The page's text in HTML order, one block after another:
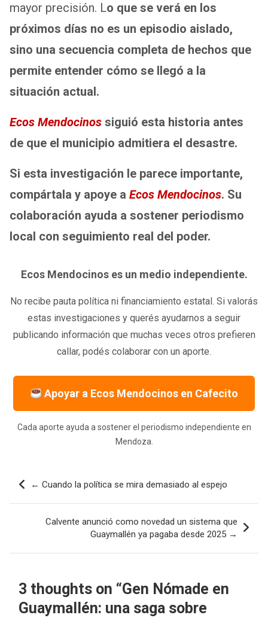
mayor precisión. Lo que se verá en los
próximos días no es un episodio aislado,
sino una secuencia completa de hechos que
permite entender cómo se llegó a la
situación actual.
Ecos Mendocinos siguió esta historia antes
de que el municipio admitiera el desastre.
Si esta investigación le parece importante,
compártala y apoye a Ecos Mendocinos. Su
colaboración ayuda a sostener periodismo
local con seguimiento real del poder.
Ecos Mendocinos es un medio independiente.
No recibe pauta política ni financiamiento estatal. Si valorás
estas investigaciones y querés ayudarnos a seguir
publicando información que muchas veces otros prefieren
callar, podés colaborar con un aporte.
Apoyar a Ecos Mendocinos en Cafecito
Cada aporte ayuda a sostener el periodismo independiente en
Mendoza.
Navegación
de
entradas
← Cuando la política se mira demasiado al espejo
Calvente anunció como novedad un sistema que
Guaymallén ya pagaba desde 2025 →
3 thoughts on “Gen Nómade en
Guaymallén: una saga sobre